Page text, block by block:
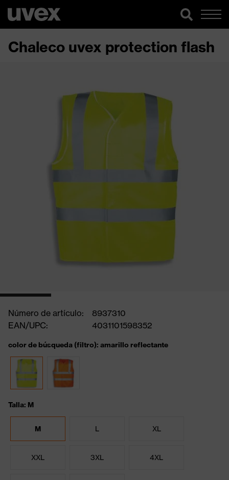
Chaleco uvex protection flash
Número de artículo:
8937310
EAN/UPC:
4031101598352
color de búsqueda (filtro): amarillo reflectante
Talla: M
M L XL
XXL 3XL 4XL